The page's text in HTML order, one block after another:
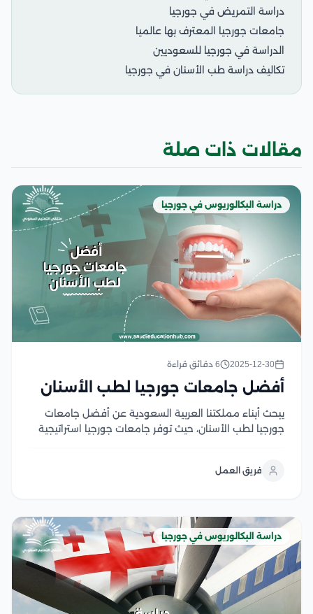
دراسة التمريض في جورجيا
جامعات جورجيا المعترف بها عالميا
الدراسة في جورجيا للسعوديين
تكاليف دراسة طب الأسنان في جورجيا
مقالات ذات صلة
دراسة البكالوريوس في جورجيا
2025-12-30 6 دقائق قراءة
أفضل جامعات جورجيا لطب الأسنان
يبحث أبناء مملكتنا العربية السعودية عن أفضل جامعات
جورجيا لطب الأسنان، حيث توفر جامعات جورجيا استراتيجية
أسنان مؤهلين وقادرين على الرعاية الصحية المتميزة،
فريق العمل
دراسة البكالوريوس في جورجيا